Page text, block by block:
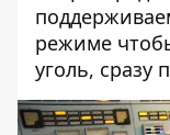
режиме
уголь, сразу